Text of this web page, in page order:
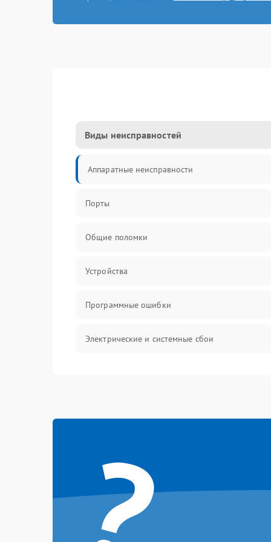
Виды неисправностей
Аппаратные неисправности
Порты
Общие поломки
Устройства
Программные ошибки
Электрические и системные сбои
Система охлаждения